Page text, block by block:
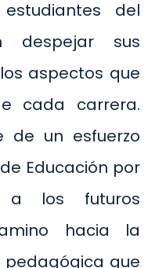
del
despejar sus
aspectos que
cada carrera.
de un esfuerzo
Educación por
a los futuros
hacia la
que